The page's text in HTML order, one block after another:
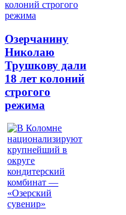
Озерчанину
Николаю
Трушкову дали
18 лет колоний
строгого
режима